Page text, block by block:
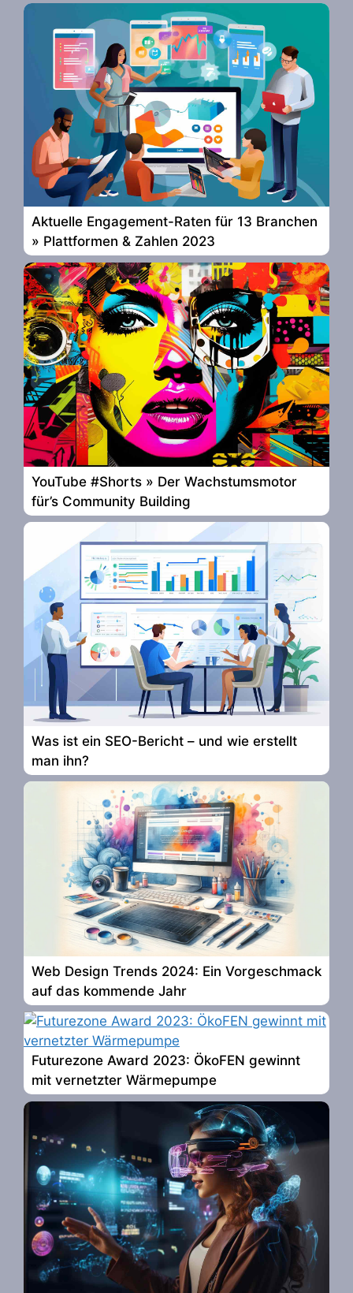
Aktuelle Engagement-Raten für 13 Branchen
» Plattformen & Zahlen 2023
YouTube #Shorts » Der Wachstumsmotor
für’s Community Building
Was ist ein SEO-Bericht – und wie erstellt
man ihn?
Web Design Trends 2024: Ein Vorgeschmack
auf das kommende Jahr
Futurezone Award 2023: ÖkoFEN gewinnt
mit vernetzter Wärmepumpe